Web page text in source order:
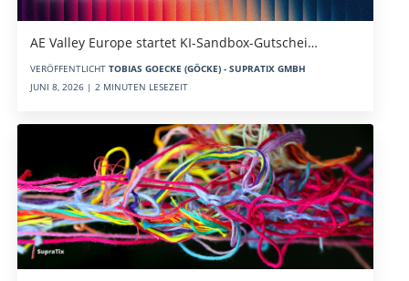
AE Valley Europe startet KI-Sandbox-Gutschei…
VERÖFFENTLICHT TOBIAS GOECKE (GÖCKE) - SUPRATIX GMBH
JUNI 8, 2026 | 2 MINUTEN LESEZEIT